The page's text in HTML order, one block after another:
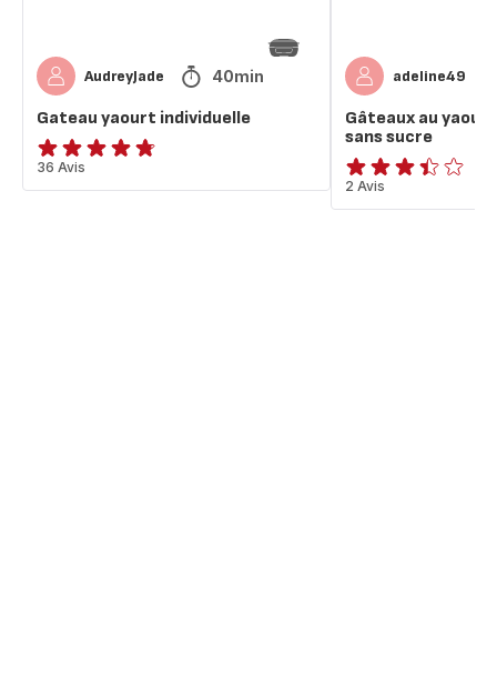
AudreyJade 40min
Gateau yaourt individuelle
ratings.4.7
36 Avis
adeline49
Gâteaux au
sans sucre
ratings.3.4
2 Avis